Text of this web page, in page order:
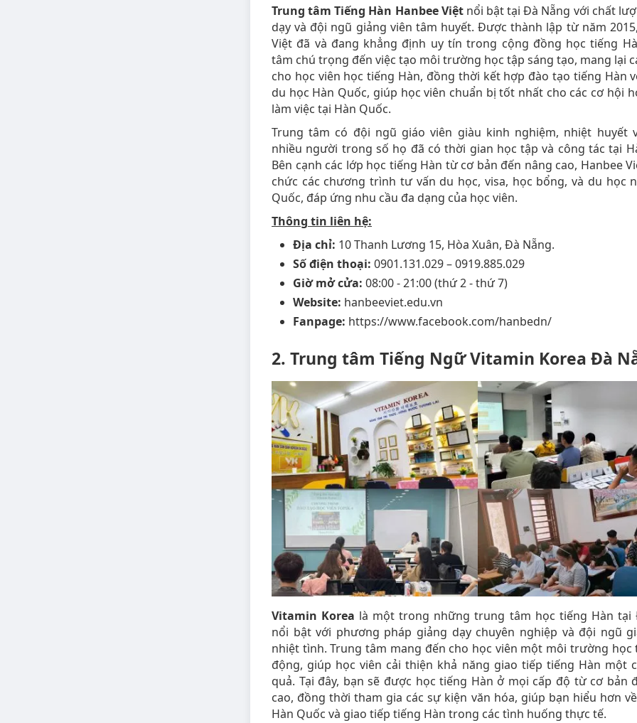
Trung tâm Tiếng Hàn Hanbee Việt nổi bật tại Đà Nẵng với chất
dạy và đội ngũ giảng viên tâm huyết. Được thành lập từ năm
Việt đã và đang khẳng định uy tín trong cộng đồng học tiếng
tâm chú trọng đến việc tạo môi trường học tập sáng tạo, mang lại
cho học viên học tiếng Hàn, đồng thời kết hợp đào tạo tiếng Hàn
du học Hàn Quốc, giúp học viên chuẩn bị tốt nhất cho các cơ hội
làm việc tại Hàn Quốc.
Trung tâm có đội ngũ giáo viên giàu kinh nghiệm, nhiệt huyết
nhiều người trong số họ đã có thời gian học tập và công tác tại
Bên cạnh các lớp học tiếng Hàn từ cơ bản đến nâng cao, Hanbee
chức các chương trình tư vấn du học, visa, học bổng, và du học
Quốc, đáp ứng nhu cầu đa dạng của học viên.
Thông tin liên hệ:
Địa chỉ: 10 Thanh Lương 15, Hòa Xuân, Đà Nẵng.
Số điện thoại: 0901.131.029 – 0919.885.029
Giờ mở cửa: 08:00 - 21:00 (thứ 2 - thứ 7)
Website: hanbeeviet.edu.vn
Fanpage: https://www.facebook.com/hanbedn/
2. Trung tâm Tiếng Ngữ Vitamin Korea Đà
Vitamin Korea là một trong những trung tâm học tiếng Hàn tại
nổi bật với phương pháp giảng dạy chuyên nghiệp và đội ngũ
nhiệt tình. Trung tâm mang đến cho học viên một môi trường học
động, giúp học viên cải thiện khả năng giao tiếp tiếng Hàn một
quả. Tại đây, bạn sẽ được học tiếng Hàn ở mọi cấp độ từ cơ bản
cao, đồng thời tham gia các sự kiện văn hóa, giúp bạn hiểu hơn
Hàn Quốc và giao tiếp tiếng Hàn trong các tình huống thực tế.